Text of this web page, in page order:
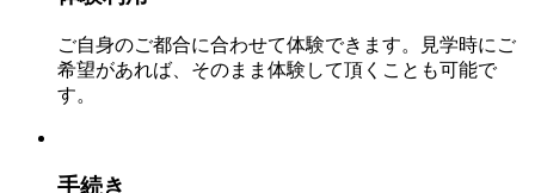
ご自身のご都合に合わせて体験できます。見学時にご
希望があれば、そのまま体験して頂くことも可能で
す。
手続き